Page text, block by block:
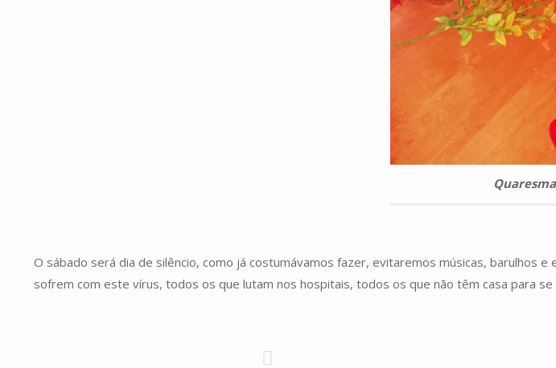
O sábado será dia de silêncio, como já costumávamos fazer, evitaremos músicas,
sofrem com este vírus, todos os que lutam nos hospitais, todos os que não têm casa para